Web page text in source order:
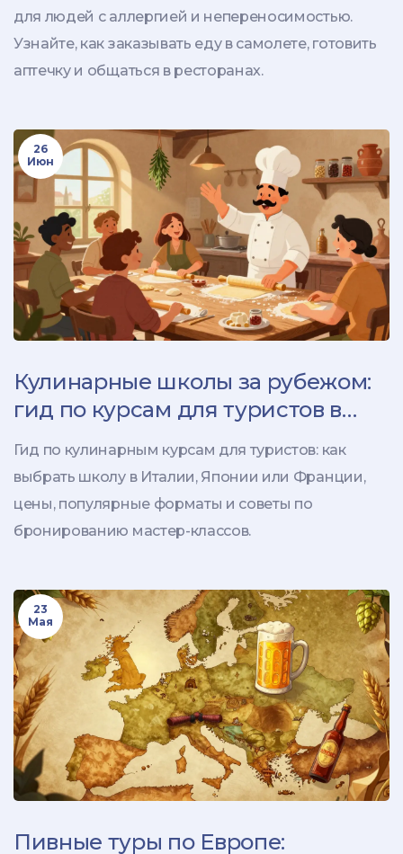
для людей с аллергией и непереносимостью.
Узнайте, как заказывать еду в самолете, готовить
аптечку и общаться в ресторанах.
26
Июн
Кулинарные школы за рубежом:
гид по курсам для туристов в
Италии, Японии и Франции
Гид по кулинарным курсам для туристов: как
выбрать школу в Италии, Японии или Франции,
цены, популярные форматы и советы по
бронированию мастер-классов.
23
Мая
Пивные туры по Европе: